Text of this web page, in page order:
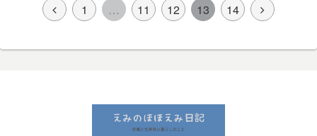
1 … 11 12 13 14